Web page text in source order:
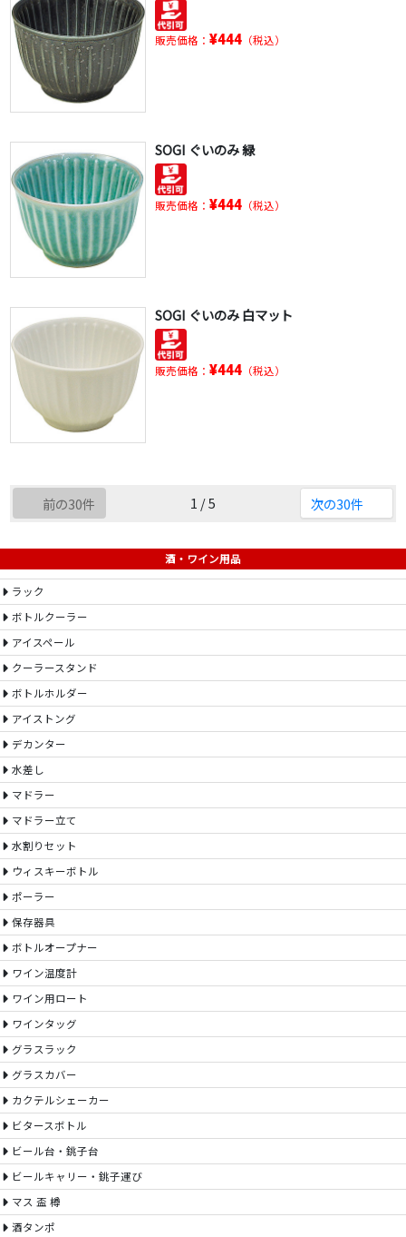
販売価格： ¥444（税込）
SOGI ぐいのみ 緑
販売価格： ¥444（税込）
SOGI ぐいのみ 白マット
販売価格： ¥444（税込）
前の30件 1 / 5 次の30件
酒・ワイン用品
ラック
ボトルクーラー
アイスペール
クーラースタンド
ボトルホルダー
アイストング
デカンター
水差し
マドラー
マドラー立て
水割りセット
ウィスキーボトル
ポーラー
保存器具
ボトルオープナー
ワイン温度計
ワイン用ロート
ワインタッグ
グラスラック
グラスカバー
カクテルシェーカー
ビタースボトル
ビール台・銚子台
ビールキャリー・銚子運び
マス 盃 樽
酒タンポ